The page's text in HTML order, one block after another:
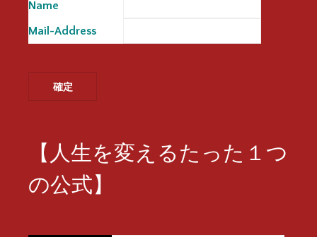
Name
Mail-Address
【人生を変えるたった１つ
の公式】